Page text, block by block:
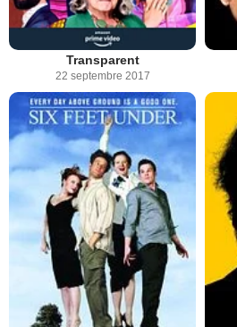
Transparent
22 septembre 2017